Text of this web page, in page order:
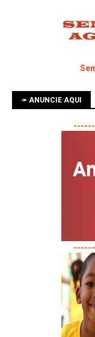
➛ ANUNCIE AQUI